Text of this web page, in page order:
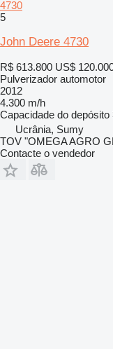
4730
5
John Deere 4730
R$ 613.800 US$
Pulverizador automotor
2012
4.300 m/h
Capacidade do depósito
Ucrânia, Sumy
TOV "OMEGA AGRO
Contacte o vendedor